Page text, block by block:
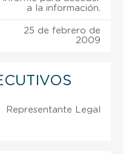
a la información.
25 de febrero de
2009
Representante Legal